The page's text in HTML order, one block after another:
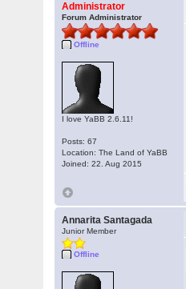
Administrator
Forum Administrator
Offline
I love YaBB 2.6.11!
Posts: 67
Location: The Land of YaBB
Joined: 22. Aug 2015
Annarita Santagada
Junior Member
Offline